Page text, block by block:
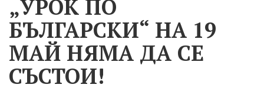
„УРОК ПО
БЪЛГАРСКИ“ НА 19
МАЙ НЯМА ДА СЕ
СЪСТОИ!